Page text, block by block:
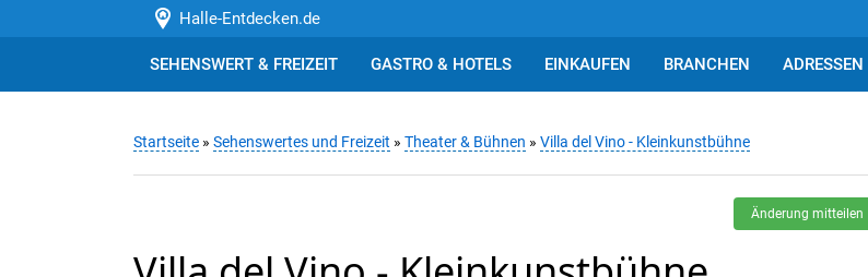
Halle-Entdecken.de
SEHENSWERT & FREIZEIT GASTRO & HOTELS EINKAUFEN BRANCHEN ADRESSEN
Startseite » Sehenswertes und Freizeit » Theater & Bühnen » Villa del Vino - Kleinkunstbühne
Änderung mitteilen